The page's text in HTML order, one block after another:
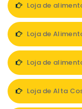
Loja de
Loja de
Loja de
Loja de Alta